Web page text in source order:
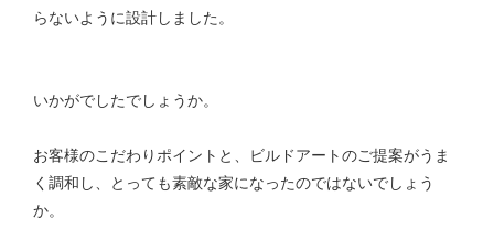
らないように設計しました。
いかがでしたでしょうか。
お客様のこだわりポイントと、ビルドアートのご提案がうま
く調和し、とっても素敵な家になったのではないでしょう
か。